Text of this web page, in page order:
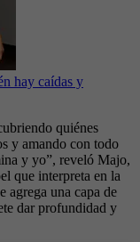
hay caídas y
quiénes
y amando con todo
y yo”, reveló Majo,
que interpreta en la
agrega una capa de
dar profundidad y